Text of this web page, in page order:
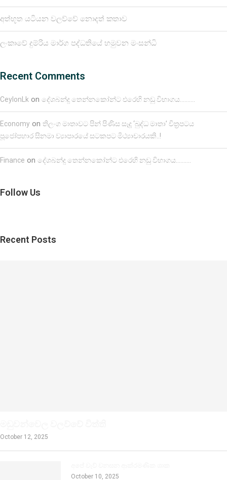
අත්භූත යටියන වලව්වේ නොදත් කතාව
ලංකාවේ දුම්රිය මාර්ග පද්ධතියේ හමුවන මංසන්ධි
Recent Comments
CeylonLk on දේශබන්දු තෙන්නකෝන්ට එරෙහි නඩු විභාගය……….
Economy on තිලංග මාතාවට පින් පිණිස සෑදූ ‘බුද්ධ මාතා’ චිත්‍රපටය
පූජෝපහාර සිනමා ව්‍යාපාරයේ සටකපට මිථ්‍යාචාරයකි..!
Finance on දේශබන්දු තෙන්නකෝන්ට එරෙහි නඩු විභාගය……….
Follow Us
Recent Posts
October 12, 2025
October 10, 2025